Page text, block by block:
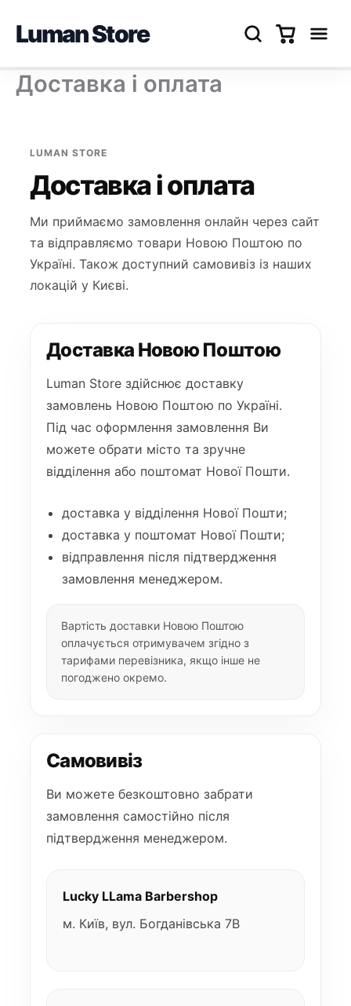
Luman Store
Перейти
Доставка і оплата
LUMAN STORE
Доставка і оплата
Ми приймаємо замовлення онлайн через сайт
та відправляємо товари Новою Поштою по
Україні. Також доступний самовивіз із наших
локацій у Києві.
Доставка Новою Поштою
Luman Store здійснює доставку
замовлень Новою Поштою по Україні.
Під час оформлення замовлення Ви
можете обрати місто та зручне
відділення або поштомат Нової Пошти.
доставка у відділення Нової Пошти;
доставка у поштомат Нової Пошти;
відправлення після підтвердження
замовлення менеджером.
Вартість доставки Новою Поштою
оплачується отримувачем згідно з
тарифами перевізника, якщо інше не
погоджено окремо.
Самовивіз
Ви можете безкоштовно забрати
замовлення самостійно після
підтвердження менеджером.
Lucky LLama Barbershop
м. Київ, вул. Богданівська 7В